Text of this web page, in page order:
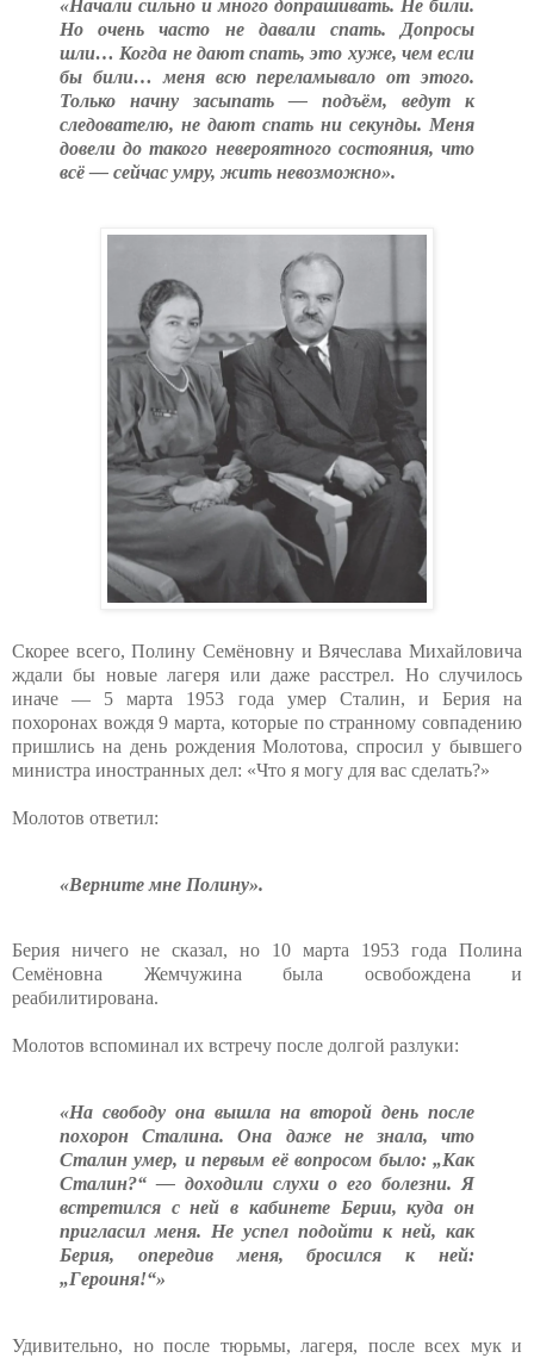
«Начали сильно и много допрашивать. Не били.
Но очень часто не давали спать. Допросы
шли… Когда не дают спать, это хуже, чем если
бы били… меня всю переламывало от этого.
Только начну засыпать — подъём, ведут к
следователю, не дают спать ни секунды. Меня
довели до такого невероятного состояния, что
всё — сейчас умру, жить невозможно».
Скорее всего, Полину Семёновну и Вячеслава Михайловича
ждали бы новые лагеря или даже расстрел. Но случилось
иначе — 5 марта 1953 года умер Сталин, и Берия на
похоронах вождя 9 марта, которые по странному совпадению
пришлись на день рождения Молотова, спросил у бывшего
министра иностранных дел: «Что я могу для вас сделать?»
Молотов ответил:
«Верните мне Полину».
Берия ничего не сказал, но 10 марта 1953 года Полина
Семёновна Жемчужина была освобождена и
реабилитирована.
Молотов вспоминал их встречу после долгой разлуки:
«На свободу она вышла на второй день после
похорон Сталина. Она даже не знала, что
Сталин умер, и первым её вопросом было: „Как
Сталин?“ — доходили слухи о его болезни. Я
встретился с ней в кабинете Берии, куда он
пригласил меня. Не успел подойти к ней, как
Берия, опередив меня, бросился к ней:
„Героиня!“»
Удивительно, но после тюрьмы, лагеря, после всех мук и